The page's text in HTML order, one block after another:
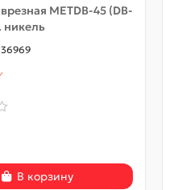
METDB-45 (DB-
никель
36969
В корзину